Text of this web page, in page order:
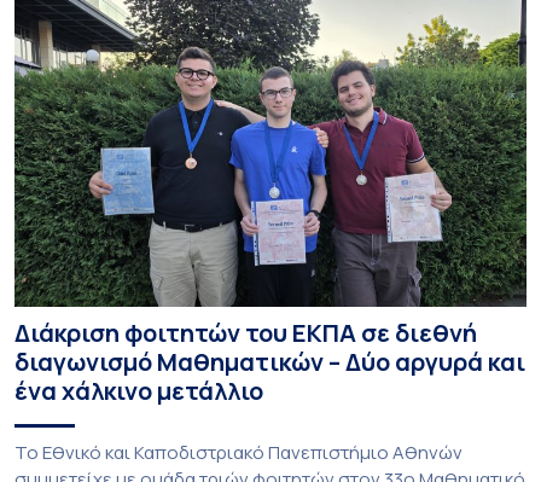
Διάκριση φοιτητών του ΕΚΠΑ σε διεθνή
διαγωνισμό Μαθηματικών – Δύο αργυρά και
ένα χάλκινο μετάλλιο
To Εθνικό και Καποδιστριακό Πανεπιστήμιο Αθηνών